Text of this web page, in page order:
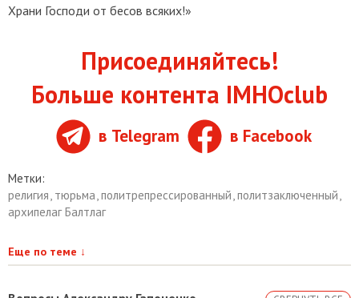
Храни Господи от бесов всяких!»
Присоединяйтесь!
Больше контента IMHOclub
в Telegram в Facebook
Метки:
религия, тюрьма,политрепрессированный,политзаключенный,
архипелаг Балтлаг
Еще по теме ↓